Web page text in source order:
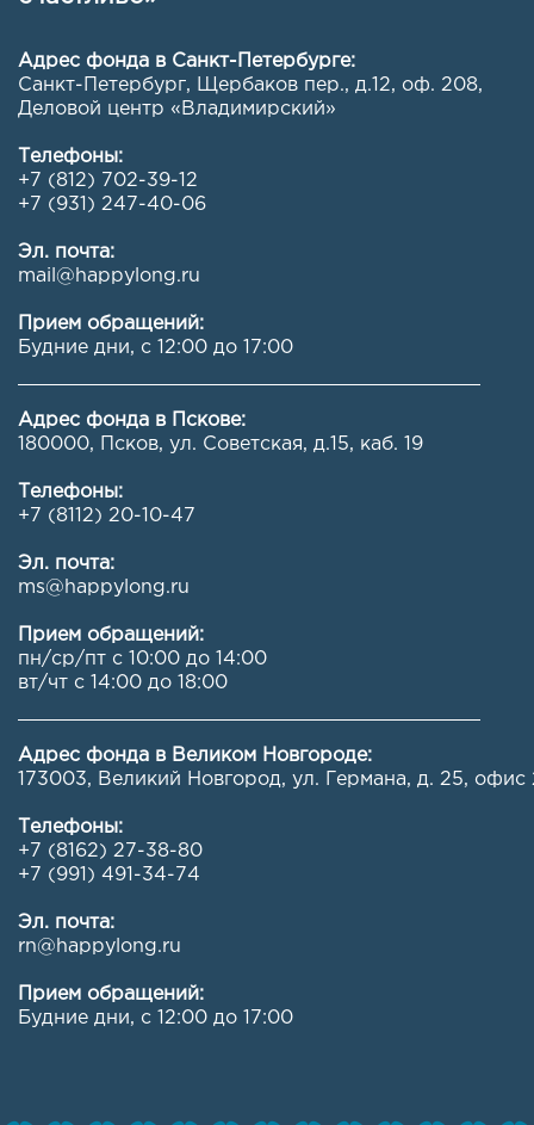
Адрес фонда в Санкт-Петербурге:
Санкт-Петербург, Щербаков пер., д.12, оф. 208,
Деловой центр «Владимирский»
Телефоны:
+7 (812) 702-39-12
+7 (931) 247-40-06
Эл. почта:
mail@happylong.ru
Прием обращений:
Будние дни, с 12:00 до 17:00
Адрес фонда в Пскове:
180000, Псков, ул. Советская, д.15, каб. 19
Телефоны:
+7 (8112) 20-10-47
Эл. почта:
ms@happylong.ru
Прием обращений:
пн/ср/пт с 10:00 до 14:00
вт/чт с 14:00 до 18:00
Адрес фонда в Великом Новгороде:
173003, Великий Новгород, ул. Германа, д. 25, офис
Телефоны:
+7 (8162) 27-38-80
+7 (991) 491-34-74
Эл. почта:
rn@happylong.ru
Прием обращений:
Будние дни, с 12:00 до 17:00